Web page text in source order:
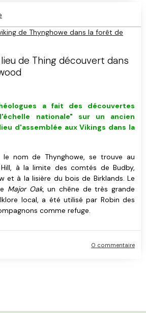
de Thing découvert dans
a fait des découvertes
nationale" sur un ancien
d'assemblée aux Vikings dans la
nom de Thynghowe, se trouve au
à la limite des comtés de Budby,
et à la lisière du bois de Birklands. Le
Major Oak, un chêne de très grande
local, a été utilisé par Robin des
comme refuge.
0 commentaire